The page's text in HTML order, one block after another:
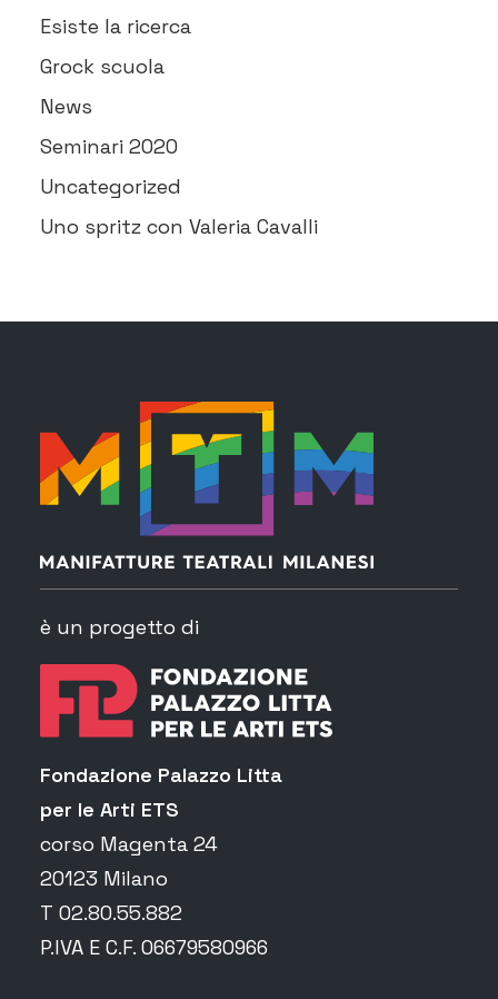
Esiste la ricerca
Grock scuola
News
Seminari 2020
Uncategorized
Uno spritz con Valeria Cavalli
è un progetto di
Fondazione Palazzo Litta
per le Arti ETS
corso Magenta 24
20123 Milano
T 02.80.55.882
P.IVA E C.F. 06679580966